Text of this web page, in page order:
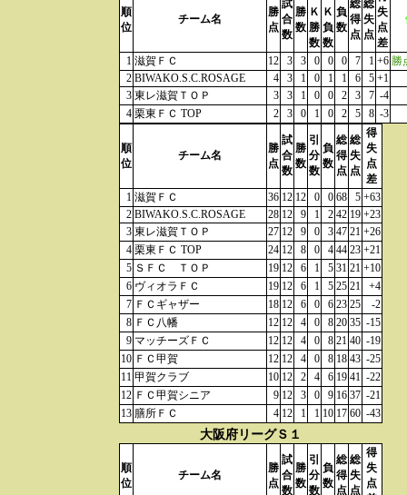
順
位
チーム名
勝
点
試
合
数
勝
数
Ｋ
勝
数
Ｋ
負
数
負
数
総
得
点
総
失
点
失
点
差
1 滋賀ＦＣ 12 3 3 0 0 0 7 1 +6 勝
2 BIWAKO.S.C.ROSAGE 4 3 1 0 1 1 6 5 +1
3 東レ滋賀ＴＯＰ 3 3 1 0 0 2 3 7 -4
4 栗東ＦＣ TOP 2 3 0 1 0 2 5 8 -3
順
位
チーム名
勝
点
試
合
数
勝
数
引
分
数
負
数
総
得
点
総
失
点
得
失
点
差
1 滋賀ＦＣ 36 12 12 0 0 68 5 +63
2 BIWAKO.S.C.ROSAGE 28 12 9 1 2 42 19 +23
3 東レ滋賀ＴＯＰ 27 12 9 0 3 47 21 +26
4 栗東ＦＣ TOP 24 12 8 0 4 44 23 +21
5 ＳＦＣ ＴＯＰ 19 12 6 1 5 31 21 +10
6 ヴィオラＦＣ 19 12 6 1 5 25 21
+4
7 ＦＣギャザー 18 12 6 0 6 23 25
-2
8 ＦＣ八幡 12 12 4 0 8 20 35 -15
9 マッチーズＦＣ 12 12 4 0 8 21 40 -19
10 ＦＣ甲賀 12 12 4 0 8 18 43 -25
11 甲賀クラブ 10 12 2 4 6 19 41 -22
12 ＦＣ甲賀シニア 9 12 3 0 9 16 37 -21
13 膳所ＦＣ 4 12 1 1 10 17 60 -43
大阪府リーグＳ１
順
位
チーム名
勝
点
試
合
数
勝
数
引
分
数
負
数
総
得
点
総
失
点
得
失
点